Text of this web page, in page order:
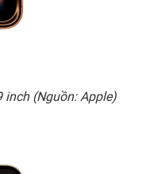
inch (Nguồn: Apple)